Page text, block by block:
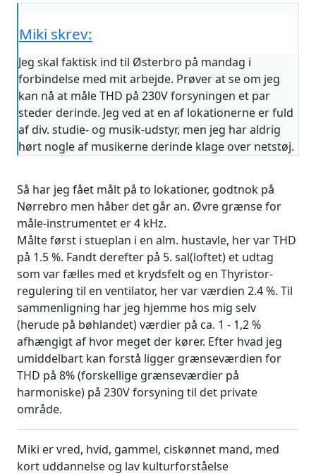
Miki skrev:
Jeg skal faktisk ind til Østerbro på mandag i
forbindelse med mit arbejde. Prøver at se om jeg
kan nå at måle THD på 230V forsyningen et par
steder derinde. Jeg ved at en af lokationerne er fuld
af div. studie- og musik-udstyr, men jeg har aldrig
hørt nogle af musikerne derinde klage over netstøj.
Så har jeg fået målt på to lokationer, godtnok på
Nørrebro men håber det går an. Øvre grænse for
måle-instrumentet er 4 kHz.
Målte først i stueplan i en alm. hustavle, her var THD
på 1.5 %. Fandt derefter på 5. sal(loftet) et udtag
som var fælles med et krydsfelt og en Thyristor-
regulering til en ventilator, her var værdien 2.4 %. Til
sammenligning har jeg hjemme hos mig selv
(herude på bøhlandet) værdier på ca. 1 - 1,2 %
afhængigt af hvor meget der kører. Efter hvad jeg
umiddelbart kan forstå ligger grænseværdien for
THD på 8% (forskellige grænseværdier på
harmoniske) på 230V forsyning til det private
område.
Miki er vred, hvid, gammel, ciskønnet mand, med
kort uddannelse og lav kulturforståelse